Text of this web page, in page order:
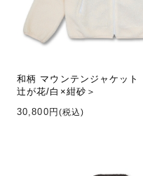
和柄 マウンテンジャケット
辻が花/白×紺砂＞
30,800円 (税込)